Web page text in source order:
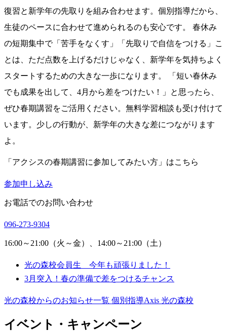
復習と新学年の先取りを組み合わせます。個別指導だから、
生徒のペースに合わせて進められるのも安心です。 春休み
の短期集中で「苦手をなくす」「先取りで自信をつける」こ
とは、ただ点数を上げるだけじゃなく、新学年を気持ちよく
スタートするための大きな一歩になります。 「短い春休み
でも成果を出して、4月から差をつけたい！」と思ったら、
ぜひ春期講習をご活用ください。無料学習相談も受け付けて
います。少しの行動が、新学年の大きな差につながります
よ。
「アクシスの春期講習に参加してみたい方」はこちら
参加申し込み
お電話でのお問い合わせ
096-273-9304
16:00～21:00（火～金）、14:00～21:00（土）
光の森校会員生 今年も頑張りました！
3月突入！春の準備で差をつけるチャンス
光の森校からのお知らせ一覧 個別指導Axis 光の森校
イベント・キャンペーン